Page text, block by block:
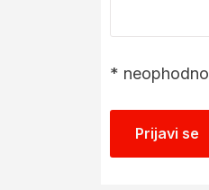
* neophodno